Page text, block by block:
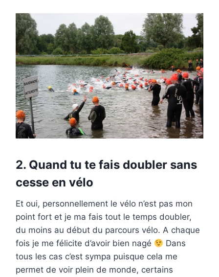
2. Quand tu te fais doubler sans
cesse en vélo
Et oui, personnellement le vélo n’est pas mon
point fort et je ma fais tout le temps doubler,
du moins au début du parcours vélo. A chaque
fois je me félicite d’avoir bien nagé
Dans
tous les cas c’est sympa puisque cela me
permet de voir plein de monde, certains